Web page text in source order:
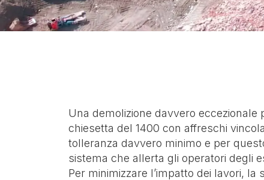
Una demolizione davvero
chiesetta del 1400 con affreschi
tolleranza davvero minimo e per
sistema che allerta gli operatori degli
Per minimizzare l’impatto dei lavori,